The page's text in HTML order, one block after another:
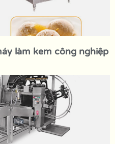
làm kem công nghiệp